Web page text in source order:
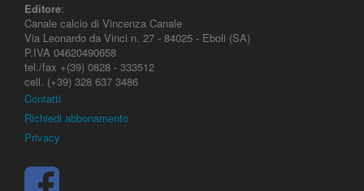
Editore:
Canale calcio di Vincenza Canale
Via Leonardo da Vinci n. 27 - 84025 - Eboli (SA)
P.IVA 04620490658
tel./fax +(39) 0828 - 333512
cell. (+39) 328 637 3486
Contatti
Richiedi abbonamento
Privacy